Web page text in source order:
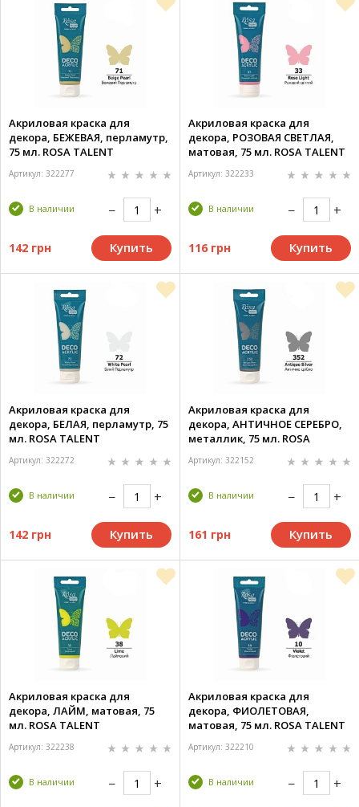
Акриловая краска для
декора, БЕЖЕВАЯ, перламутр,
75 мл. ROSA TALENT
Артикул: 322277
В наличии
142 грн Купить
Акриловая краска для
декора, РОЗОВАЯ СВЕТЛАЯ,
матовая, 75 мл. ROSA TALENT
Артикул: 322233
В наличии
116 грн Купить
Акриловая краска для
декора, БЕЛАЯ, перламутр, 75
мл. ROSA TALENT
Артикул: 322272
В наличии
142 грн Купить
Акриловая краска для
декора, АНТИЧНОЕ СЕРЕБРО,
металлик, 75 мл. ROSA
Артикул: 322152
В наличии
161 грн Купить
Акриловая краска для
декора, ЛАЙМ, матовая, 75
мл. ROSA TALENT
Артикул: 322238
В наличии
Акриловая краска для
декора, ФИОЛЕТОВАЯ,
матовая, 75 мл. ROSA TALENT
Артикул: 322210
В наличии